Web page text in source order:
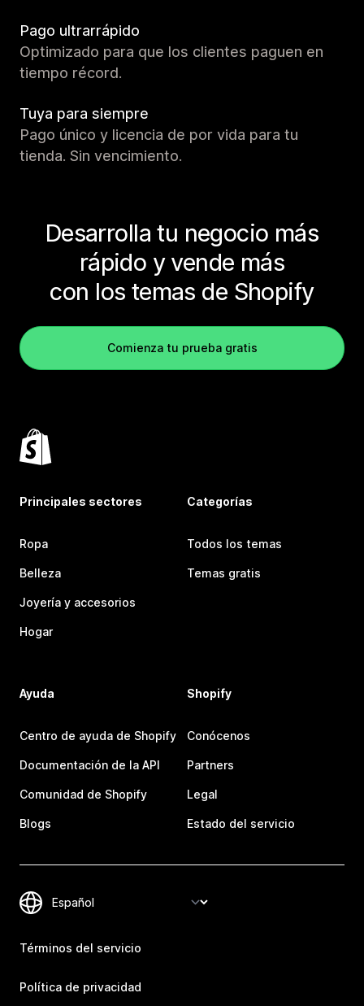
Pago ultrarrápido
Optimizado para que los clientes paguen en
tiempo récord.
Tuya para siempre
Pago único y licencia de por vida para tu
tienda. Sin vencimiento.
Desarrolla tu negocio más
rápido y vende más
con los temas de Shopify
Comienza tu prueba gratis
Principales sectores
Ropa
Belleza
Joyería y accesorios
Hogar
Categorías
Todos los temas
Temas gratis
Ayuda
Centro de ayuda de Shopify
Documentación de la API
Comunidad de Shopify
Blogs
Shopify
Conócenos
Partners
Legal
Estado del servicio
Términos del servicio
Política de privacidad